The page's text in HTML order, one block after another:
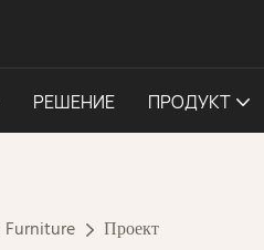
РЕШЕНИЕ ПРОДУКТ
Проект